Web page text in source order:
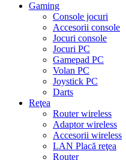
Gaming
Console jocuri
Accesorii console
Jocuri console
Jocuri PC
Gamepad PC
Volan PC
Joystick PC
Darts
Reţea
Router wireless
Adaptor wireless
Accesorii wireless
LAN Placă reţea
Router